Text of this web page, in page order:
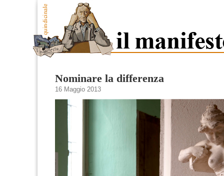
Nominare la differenza
16 Maggio 2013